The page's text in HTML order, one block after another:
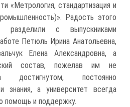
«Метрология, стандартизация и
Радость этого
разделили с выпускниками
Петюль Ирина Анатольевна,
Елена Александровна, а
состав, пожелав им не
достигнутом, постоянно
знания, а университет всегда
помощь и поддержку.